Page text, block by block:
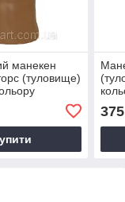
манекен
(туловище)
375